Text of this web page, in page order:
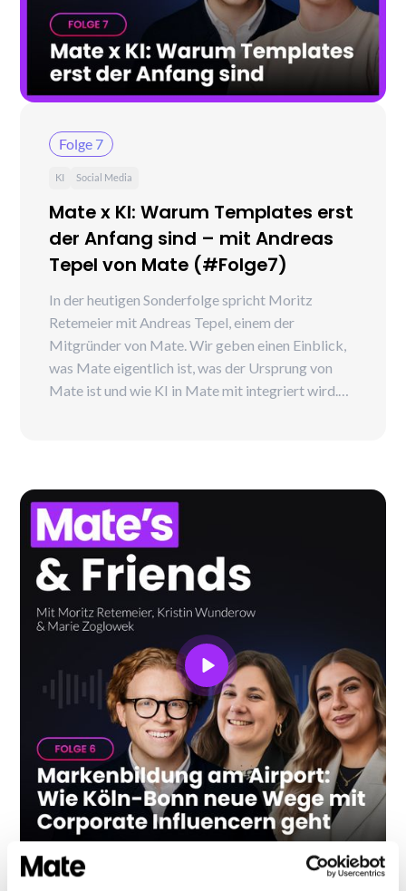
Folge 7
KI Social Media
Mate x KI: Warum Templates erst
der Anfang sind – mit Andreas
Tepel von Mate (#Folge7)
In der heutigen Sonderfolge spricht Moritz
Retemeier mit Andreas Tepel, einem der
Mitgründer von Mate. Wir geben einen Einblick,
was Mate eigentlich ist, was der Ursprung von
Mate ist und wie KI in Mate mit integriert wird.